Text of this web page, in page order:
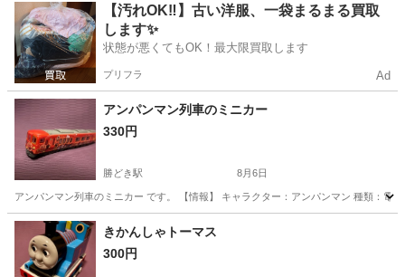
東京 国立市 谷保駅 その他 名探偵コナン
【汚れOK‼️】古い洋服、一袋まるまる買取
します✨
状態が悪くてもOK！最大限買取します
プリフラ Ad
アンパンマン列車のミニカー
330円
勝どき駅 8月6日
アンパンマン列車のミニカー です。 【情報】 キャラクター：アンパンマン 種類：電
東京 中央区 勝どき駅
きかんしゃトーマス
300円